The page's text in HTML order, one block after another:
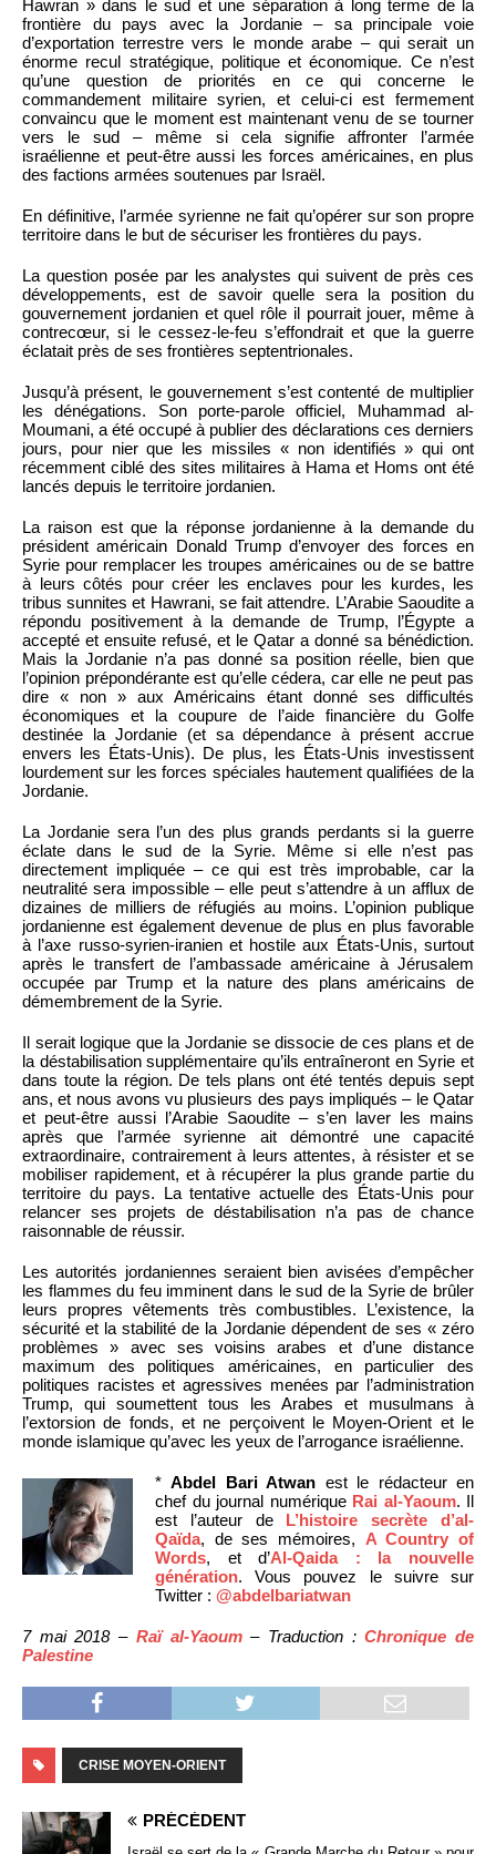
Hawran » dans le sud et une séparation à long terme de la
frontière du pays avec la Jordanie – sa principale voie
d’exportation terrestre vers le monde arabe – qui serait un
énorme recul stratégique, politique et économique. Ce n’est
qu’une question de priorités en ce qui concerne le
commandement militaire syrien, et celui-ci est fermement
convaincu que le moment est maintenant venu de se tourner
vers le sud – même si cela signifie affronter l’armée
israélienne et peut-être aussi les forces américaines, en plus
des factions armées soutenues par Israël.
En définitive, l’armée syrienne ne fait qu’opérer sur son propre
territoire dans le but de sécuriser les frontières du pays.
La question posée par les analystes qui suivent de près ces
développements, est de savoir quelle sera la position du
gouvernement jordanien et quel rôle il pourrait jouer, même à
contrecœur, si le cessez-le-feu s’effondrait et que la guerre
éclatait près de ses frontières septentrionales.
Jusqu’à présent, le gouvernement s’est contenté de multiplier
les dénégations. Son porte-parole officiel, Muhammad al-
Moumani, a été occupé à publier des déclarations ces derniers
jours, pour nier que les missiles « non identifiés » qui ont
récemment ciblé des sites militaires à Hama et Homs ont été
lancés depuis le territoire jordanien.
La raison est que la réponse jordanienne à la demande du
président américain Donald Trump d’envoyer des forces en
Syrie pour remplacer les troupes américaines ou de se battre
à leurs côtés pour créer les enclaves pour les kurdes, les
tribus sunnites et Hawrani, se fait attendre. L’Arabie Saoudite a
répondu positivement à la demande de Trump, l’Égypte a
accepté et ensuite refusé, et le Qatar a donné sa bénédiction.
Mais la Jordanie n’a pas donné sa position réelle, bien que
l’opinion prépondérante est qu’elle cédera, car elle ne peut pas
dire « non » aux Américains étant donné ses difficultés
économiques et la coupure de l’aide financière du Golfe
destinée la Jordanie (et sa dépendance à présent accrue
envers les États-Unis). De plus, les États-Unis investissent
lourdement sur les forces spéciales hautement qualifiées de la
Jordanie.
La Jordanie sera l’un des plus grands perdants si la guerre
éclate dans le sud de la Syrie. Même si elle n’est pas
directement impliquée – ce qui est très improbable, car la
neutralité sera impossible – elle peut s’attendre à un afflux de
dizaines de milliers de réfugiés au moins. L’opinion publique
jordanienne est également devenue de plus en plus favorable
à l’axe russo-syrien-iranien et hostile aux États-Unis, surtout
après le transfert de l’ambassade américaine à Jérusalem
occupée par Trump et la nature des plans américains de
démembrement de la Syrie.
Il serait logique que la Jordanie se dissocie de ces plans et de
la déstabilisation supplémentaire qu’ils entraîneront en Syrie et
dans toute la région. De tels plans ont été tentés depuis sept
ans, et nous avons vu plusieurs des pays impliqués – le Qatar
et peut-être aussi l’Arabie Saoudite – s’en laver les mains
après que l’armée syrienne ait démontré une capacité
extraordinaire, contrairement à leurs attentes, à résister et se
mobiliser rapidement, et à récupérer la plus grande partie du
territoire du pays. La tentative actuelle des États-Unis pour
relancer ses projets de déstabilisation n’a pas de chance
raisonnable de réussir.
Les autorités jordaniennes seraient bien avisées d’empêcher
les flammes du feu imminent dans le sud de la Syrie de brûler
leurs propres vêtements très combustibles. L’existence, la
sécurité et la stabilité de la Jordanie dépendent de ses « zéro
problèmes » avec ses voisins arabes et d’une distance
maximum des politiques américaines, en particulier des
politiques racistes et agressives menées par l’administration
Trump, qui soumettent tous les Arabes et musulmans à
l’extorsion de fonds, et ne perçoivent le Moyen-Orient et le
monde islamique qu’avec les yeux de l’arrogance israélienne.
*Abdel Bari Atwan est le rédacteur en
chef du journal numérique Rai al-Yaoum. Il
est l’auteur de L’histoire secrète d’al-
Qaïda, de ses mémoires, A Country of
Words, et d’Al-Qaida : la nouvelle
génération. Vous pouvez le suivre sur
Twitter : @abdelbariatwan
7 mai 2018 – Raï al-Yaoum– Traduction :Chronique de
Palestine
CRISE MOYEN-ORIENT
PRÉCÉDENT